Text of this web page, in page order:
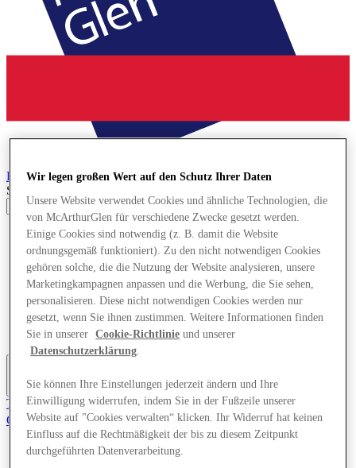
BridgendDesigner Outlet
Search input
Geschäfte
Angebote
Planen Sie Ihren Besuch
Was läuft
Essen & Trinken
Dienstleistungen
Geschenkkarten
Mittelkarte
Mehr
Tritt dem Club bei.
Gerettet
de
Geschäfte
Wir legen großen Wert auf den Schutz Ihrer Daten
Unsere Website verwendet Cookies und ähnliche Technologien, die
von McArthurGlen für verschiedene Zwecke gesetzt werden.
Einige Cookies sind notwendig (z. B. damit die Website
ordnungsgemäß funktioniert). Zu den nicht notwendigen Cookies
gehören solche, die die Nutzung der Website analysieren, unsere
Marketingkampagnen anpassen und die Werbung, die Sie sehen,
personalisieren. Diese nicht notwendigen Cookies werden nur
gesetzt, wenn Sie ihnen zustimmen. Weitere Informationen finden
Sie in unserer
Cookie-Richtlinie und unserer
Datenschutzerklärung
Sie können Ihre Einstellungen jederzeit ändern und Ihre
Einwilligung widerrufen, indem Sie in der Fußzeile unserer
Website auf "Cookies verwalten“ klicken. Ihr Widerruf hat keinen
Einfluss auf die Rechtmäßigkeit der bis zu diesem Zeitpunkt
durchgeführten Datenverarbeitung.